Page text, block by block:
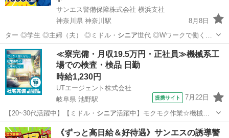
サンエス警備保障株式会社 横浜支社
神奈川県 神奈川駅
8月8日
ター ◎学生 ◎主婦（夫） ◎ミドル・ シニア世代 ◎Wワークで働く方
警備経験や…
神奈川 横浜市 神奈川駅 警備員
サンエス警備保障株式会社
≪寮完備・月収19.5万円・正社員≫機械系工
場での検査・検品 日勤
時給1,230円
UTエージェント株式会社
岐阜県 池野駅
提携サイト 7月22日
【20~30代活躍中】【ミドル・ シニア活躍中】モクモク作業☆機械の
部品の洗浄…
岐阜 池野駅 その他
《ずっと高日給＆好待遇》サンエスの誘導警